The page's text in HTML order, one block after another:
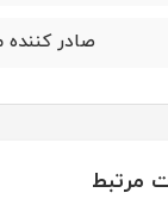
صادر کننده
مرتبط